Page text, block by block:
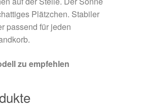
Plätzchen. Stabiler
passend für jeden
zu empfehlen